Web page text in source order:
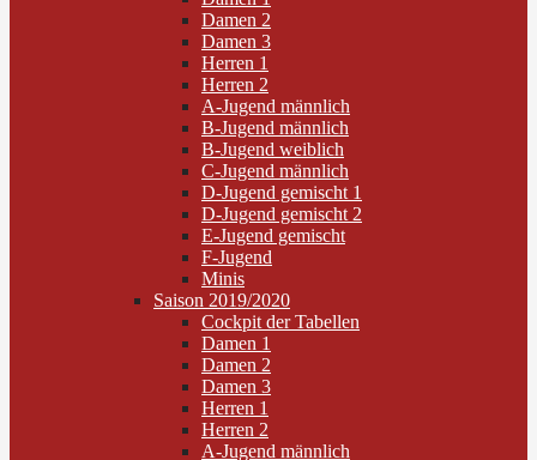
Damen 2
Damen 3
Herren 1
Herren 2
A-Jugend männlich
B-Jugend männlich
B-Jugend weiblich
C-Jugend männlich
D-Jugend gemischt 1
D-Jugend gemischt 2
E-Jugend gemischt
F-Jugend
Minis
Saison 2019/2020
Cockpit der Tabellen
Damen 1
Damen 2
Damen 3
Herren 1
Herren 2
A-Jugend männlich